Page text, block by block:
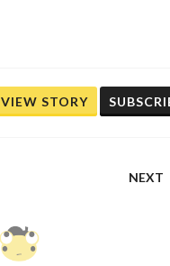
VIEW STORY
NEXT